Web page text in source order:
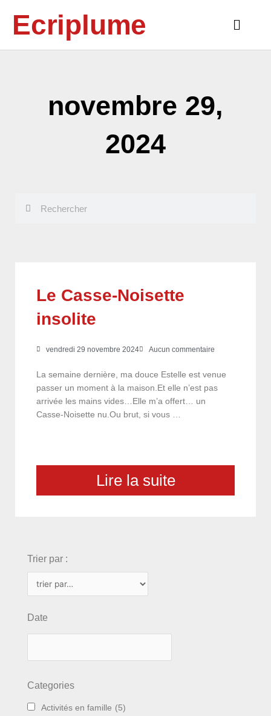
contenuEcriplume
Main
novembre 29,
2024
Le Casse-Noisette
insolite
vendredi 29 novembre 2024 Aucun commentaire
La semaine dernière, ma douce Estelle est venue
passer un moment à la maison.Et elle n’est pas
arrivée les mains vides…Elle m’a offert… un
Casse-Noisette nu.Ou brut, si vous …
Lire la suite
Trier par :
Date
Categories
Activités en famille (5)